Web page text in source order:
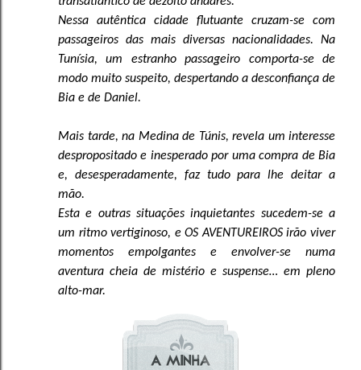
Nessa autêntica cidade flutuante cruzam-se com
passageiros das mais diversas nacionalidades. Na
Tunísia, um estranho passageiro comporta-se de
modo muito suspeito, despertando a desconfiança de
Bia e de Daniel.
Mais tarde, na Medina de Túnis, revela um interesse
despropositado e inesperado por uma compra de Bia
e, desesperadamente, faz tudo para lhe deitar a
mão.
Esta e outras situações inquietantes sucedem-se a
um ritmo vertiginoso, e OS AVENTUREIROS irão viver
momentos empolgantes e envolver-se numa
aventura cheia de mistério e suspense… em pleno
alto-mar.